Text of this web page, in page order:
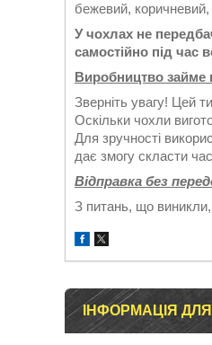
бежевий,
У чохлах не
самостійно під час
Виробництво займе
Зверніть увагу! Цей
Оскільки чохли
Для зручності
дає змогу скласти
Відправка без
З питань, що
ІНФОРМАЦІЯ